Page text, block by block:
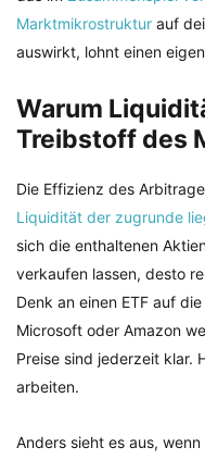
Marktmikrostruktur auf
auswirkt, lohnt einen
Warum
Treibstoff des
Die Effizienz des
Liquidität der zugrunde
sich die enthaltenen
verkaufen lassen, desto
Denk an einen ETF auf
Microsoft oder Amazon
Preise sind jederzeit klar.
arbeiten.
Anders sieht es aus,